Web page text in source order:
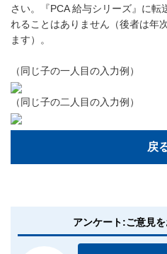
さい。『PCA 給与シリーズ』に転
れることはありません（後者は年
ます）。
（同じ子の一人目の入力例）
（同じ子の二人目の入力例）
戻
アンケート:ご意見